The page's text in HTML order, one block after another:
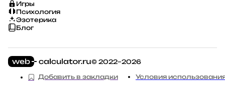
Игры
Психология
Эзотерика
Блог
© 2022–2026
Добавить в закладки
Условия